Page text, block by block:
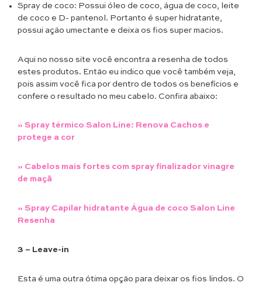
Spray de coco: Possui óleo de coco, água de coco, leite
de coco e D- pantenol. Portanto é super hidratante,
possui ação umectante e deixa os fios super macios.
Aqui no nosso site você encontra a resenha de todos
estes produtos. Então eu indico que você também veja,
pois assim você fica por dentro de todos os benefícios e
confere o resultado no meu cabelo. Confira abaixo:
» Spray térmico Salon Line: Renova Cachos e
protege a cor
» Cabelos mais fortes com spray finalizador vinagre
de maçã
» Spray Capilar hidratante Água de coco Salon Line
Resenha
3 – Leave-in
Esta é uma outra ótima opção para deixar os fios lindos. O